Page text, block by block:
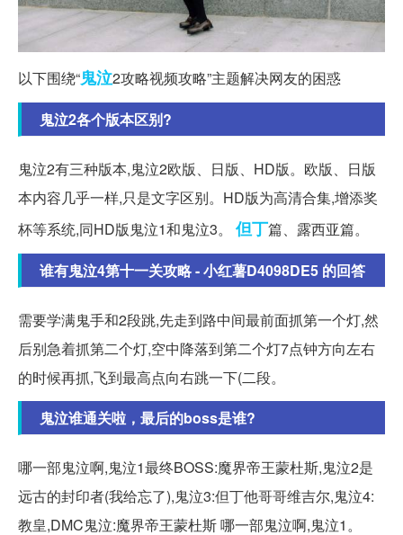
以下围绕“鬼泣2攻略视频攻略”主题解决网友的困惑
鬼泣2各个版本区别?
鬼泣2有三种版本,鬼泣2欧版、日版、HD版。欧版、日版
本内容几乎一样,只是文字区别。HD版为高清合集,增添奖
杯等系统,同HD版鬼泣1和鬼泣3。 但丁篇、露西亚篇。
谁有鬼泣4第十一关攻略 - 小红薯D4098DE5 的回答
需要学满鬼手和2段跳,先走到路中间最前面抓第一个灯,然
后别急着抓第二个灯,空中降落到第二个灯7点钟方向左右
的时候再抓,飞到最高点向右跳一下(二段。
鬼泣谁通关啦，最后的boss是谁?
哪一部鬼泣啊,鬼泣1最终BOSS:魔界帝王蒙杜斯,鬼泣2是
远古的封印者(我给忘了),鬼泣3:但丁他哥哥维吉尔,鬼泣4:
教皇,DMC鬼泣:魔界帝王蒙杜斯 哪一部鬼泣啊,鬼泣1。